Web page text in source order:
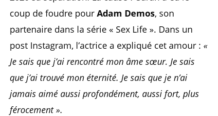
coup de foudre pour Adam Demos, son
partenaire dans la série « Sex Life ». Dans un
post Instagram, l’actrice a expliqué cet amour : «
Je sais que j’ai rencontré mon âme sœur. Je sais
que j’ai trouvé mon éternité. Je sais que je n’ai
jamais aimé aussi profondément, aussi fort, plus
férocement ».